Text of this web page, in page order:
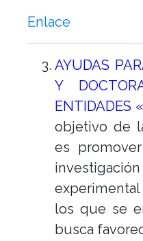
Enlace
AYUDAS
Y
ENTIDADES
objetivo de
es
experimental
los que se
busca